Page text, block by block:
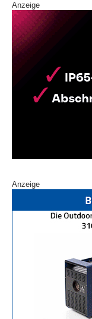
Anzeige
Anzeige